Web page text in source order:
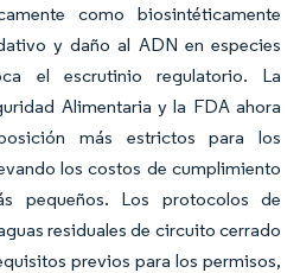
como biosintéticamente
y daño al ADN en especies
el escrutinio regulatorio. La
Alimentaria y la FDA ahora
más estrictos para los
los costos de cumplimiento
pequeños. Los protocolos de
residuales de circuito cerrado
previos para los permisos,